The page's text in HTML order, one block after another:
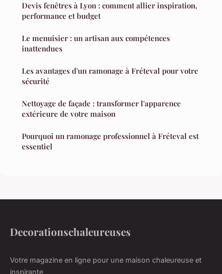
Devis fenêtres à Lyon : comment allier inspiration,
performance et budget
Le menuisier : un artisan aux compétences
inattendues
Les avantages d'un ramonage à Fréteval pour votre
sécurité
Nettoyage de façade : transformer l'apparence
extérieure de votre maison
Pourquoi un ramonage professionnel à Fréteval est
essentiel
Decorationschaleureuses
Votre magazine en ligne pour une maison chaleureuse et
inspirante